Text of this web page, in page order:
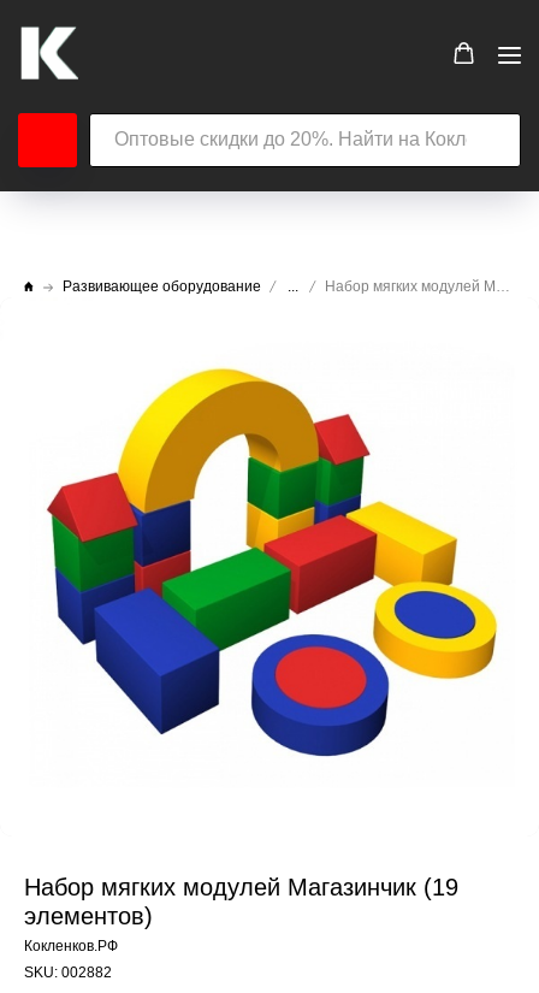
Развивающее оборудование
Набор мягких модулей Магазинчик (19
элементов)
Кокленков.РФ
SKU: 002882